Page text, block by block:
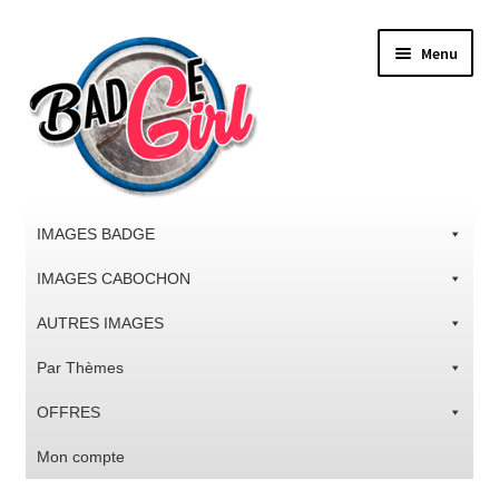
la
navigation
contenu
Menu
IMAGES BADGE
IMAGES CABOCHON
AUTRES IMAGES
Par Thèmes
OFFRES
Mon compte